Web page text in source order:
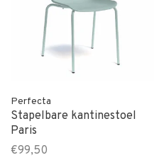
Perfecta
Stapelbare kantinestoel
Paris
€99,50